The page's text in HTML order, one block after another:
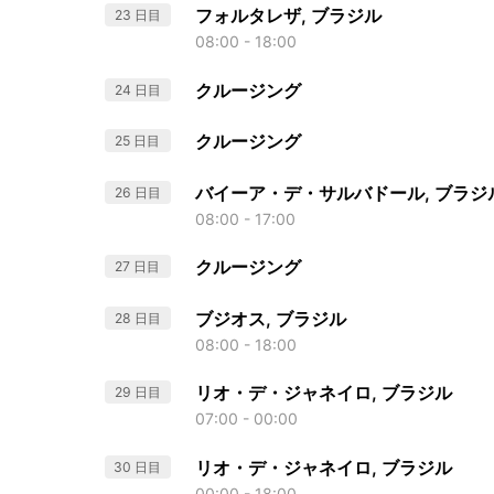
23 日目 フォルタレザ, ブラジル
08:00 - 18:00
24 日目 クルージング
25 日目 クルージング
26 日目 バイーア・デ・サルバドール, ブラジ
08:00 - 17:00
27 日目 クルージング
28 日目 ブジオス, ブラジル
08:00 - 18:00
29 日目 リオ・デ・ジャネイロ, ブラジル
07:00 - 00:00
30 日目 リオ・デ・ジャネイロ, ブラジル